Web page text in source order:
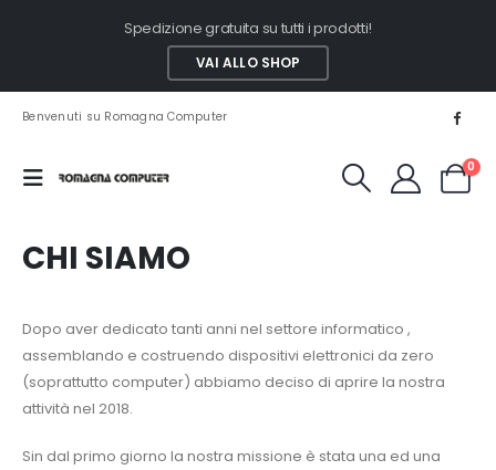
Spedizione gratuita su tutti i prodotti!
VAI ALLO SHOP
Benvenuti su Romagna Computer
0
CHI SIAMO
Dopo aver dedicato tanti anni nel settore informatico ,
assemblando e costruendo dispositivi elettronici da zero
(soprattutto computer) abbiamo deciso di aprire la nostra
attività nel 2018.
Sin dal primo giorno la nostra missione è stata una ed una